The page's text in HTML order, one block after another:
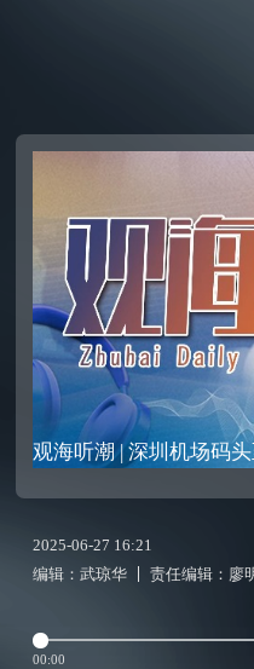
观海听潮 | 深圳机场码
2025-06-27 16:21
编辑：武琼华
责任编辑：廖
00:00